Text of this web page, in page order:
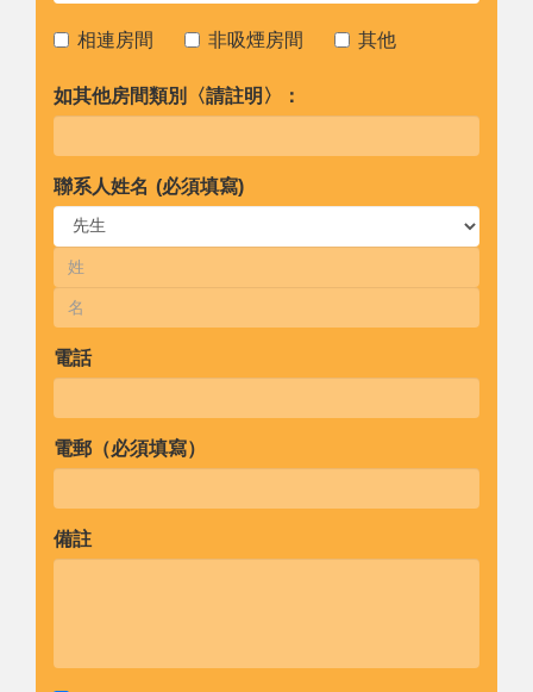
相連房間 非吸煙房間 其他
如其他房間類別〈請註明〉：
聯系人姓名 (必須填寫)
電話
電郵（必須填寫）
備註